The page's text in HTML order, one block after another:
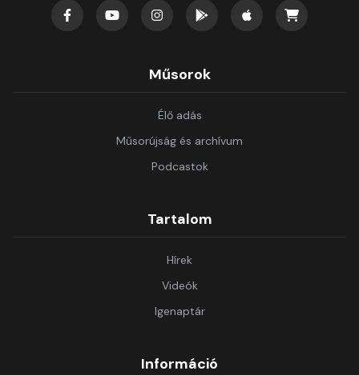
Műsorok
Élő adás
Műsorújság és archívum
Podcastok
Tartalom
Hírek
Videók
Igenaptár
Információ